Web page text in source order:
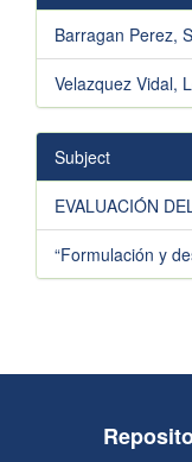
Barragan Perez,
Velazquez Vidal,
Subject
EVALUACIÓN
“Formulación y